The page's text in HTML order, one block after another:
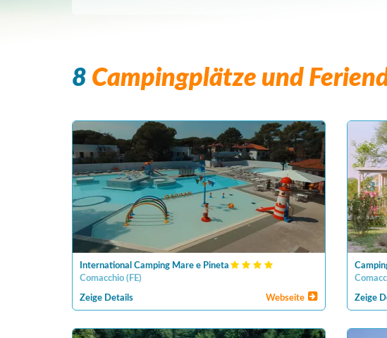
8 Campingplätze und
International Camping Mare e Pineta
Comacchio ( FE)
Zeige Details Webseite Zeige